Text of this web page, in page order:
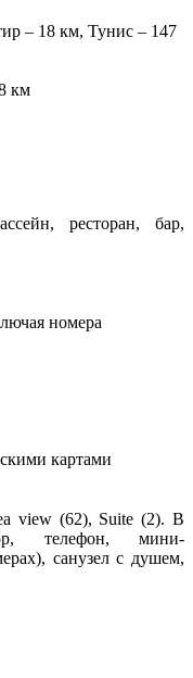
– 18 км, Тунис – 147
км
ресторан, бар,
номера
картами
view (62), Suite (2). В
телефон, мини-
санузел с душем,